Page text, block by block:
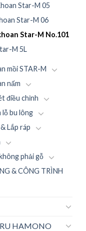
Star-M 05
Star-M 06
Star-M No.101
M 5L
mồi STAR-M
nấm
điều chỉnh
lỗ bu lông
Lắp ráp
phải gỗ
& CÔNG TRÌNH
HAMONO
Mũi Khoan Star-M 05: Mũi
khoan gỗ rút lõi (ngắn) –
21mm
246.400₫